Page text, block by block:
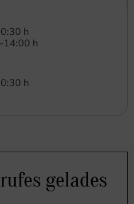
h
14:00 h
h
gelades